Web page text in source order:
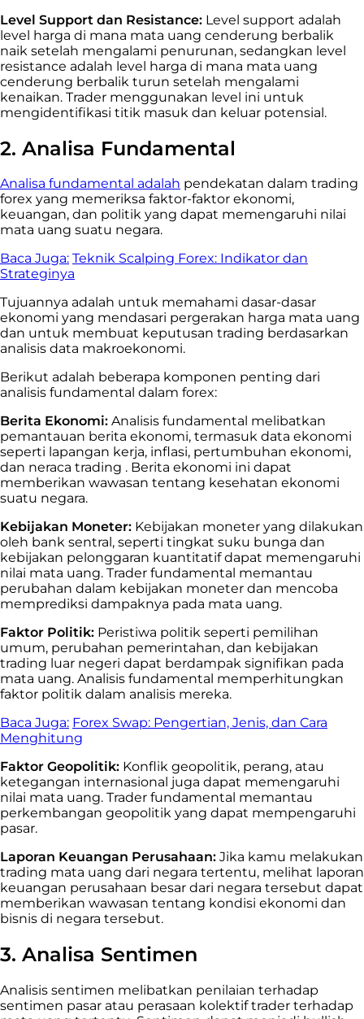
Level Support dan Resistance: Level support adalah
level harga di mana mata uang cenderung berbalik
naik setelah mengalami penurunan, sedangkan level
resistance adalah level harga di mana mata uang
cenderung berbalik turun setelah mengalami
kenaikan. Trader menggunakan level ini untuk
mengidentifikasi titik masuk dan keluar potensial.
2. Analisa Fundamental
Analisa fundamental adalah pendekatan dalam trading
forex yang memeriksa faktor-faktor ekonomi,
keuangan, dan politik yang dapat memengaruhi nilai
mata uang suatu negara.
Baca Juga: Teknik Scalping Forex: Indikator dan
Strateginya
Tujuannya adalah untuk memahami dasar-dasar
ekonomi yang mendasari pergerakan harga mata uang
dan untuk membuat keputusan trading berdasarkan
analisis data makroekonomi.
Berikut adalah beberapa komponen penting dari
analisis fundamental dalam forex:
Berita Ekonomi: Analisis fundamental melibatkan
pemantauan berita ekonomi, termasuk data ekonomi
seperti lapangan kerja, inflasi, pertumbuhan ekonomi,
dan neraca trading . Berita ekonomi ini dapat
memberikan wawasan tentang kesehatan ekonomi
suatu negara.
Kebijakan Moneter: Kebijakan moneter yang dilakukan
oleh bank sentral, seperti tingkat suku bunga dan
kebijakan pelonggaran kuantitatif dapat memengaruhi
nilai mata uang. Trader fundamental memantau
perubahan dalam kebijakan moneter dan mencoba
memprediksi dampaknya pada mata uang.
Faktor Politik: Peristiwa politik seperti pemilihan
umum, perubahan pemerintahan, dan kebijakan
trading luar negeri dapat berdampak signifikan pada
mata uang. Analisis fundamental memperhitungkan
faktor politik dalam analisis mereka.
Baca Juga: Forex Swap: Pengertian, Jenis, dan Cara
Menghitung
Faktor Geopolitik: Konflik geopolitik, perang, atau
ketegangan internasional juga dapat memengaruhi
nilai mata uang. Trader fundamental memantau
perkembangan geopolitik yang dapat mempengaruhi
pasar.
Laporan Keuangan Perusahaan: Jika kamu melakukan
trading mata uang dari negara tertentu, melihat laporan
keuangan perusahaan besar dari negara tersebut dapat
memberikan wawasan tentang kondisi ekonomi dan
bisnis di negara tersebut.
3. Analisa Sentimen
Analisis sentimen melibatkan penilaian terhadap
sentimen pasar atau perasaan kolektif trader terhadap